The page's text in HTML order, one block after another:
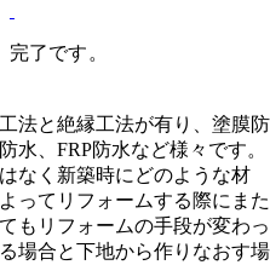
完了です。
法と絶縁工法が有り、塗膜防
水、FRP防水など様々です。
なく新築時にどのような材
ってリフォームする際にまた
もリフォームの手段が変わっ
場合と下地から作りなおす場